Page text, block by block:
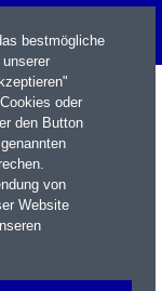
bestmögliche
oder
den Button
von
Website